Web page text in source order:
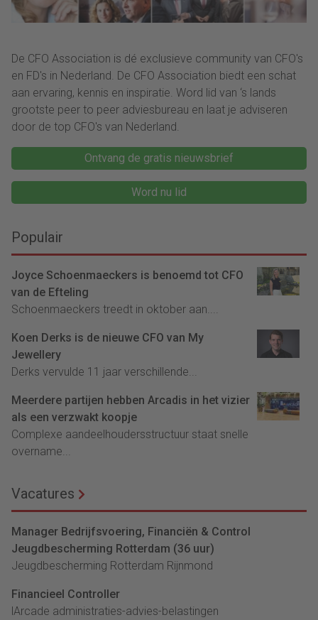
De CFO Association is dé exclusieve community van CFO's
en FD's in Nederland. De CFO Association biedt een schat
aan ervaring, kennis en inspiratie. Word lid van ‘s lands
grootste peer to peer adviesbureau en laat je adviseren
door de top CFO's van Nederland.
Ontvang de gratis nieuwsbrief
Word nu lid
Populair
Joyce Schoenmaeckers is benoemd tot CFO
van de Efteling
Schoenmaeckers treedt in oktober aan....
Koen Derks is de nieuwe CFO van My
Jewellery
Derks vervulde 11 jaar verschillende...
Meerdere partijen hebben Arcadis in het vizier
als een verzwakt koopje
Complexe aandeelhoudersstructuur staat snelle
overname...
Vacatures
Manager Bedrijfsvoering, Financiën & Control
Jeugdbescherming Rotterdam (36 uur)
Jeugdbescherming Rotterdam Rijnmond
Financieel Controller
lArcade administraties-advies-belastingen